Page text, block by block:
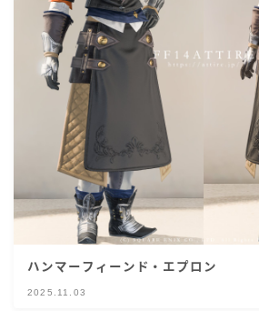
ハンマーフィーンド・エプロン
2025.11.03